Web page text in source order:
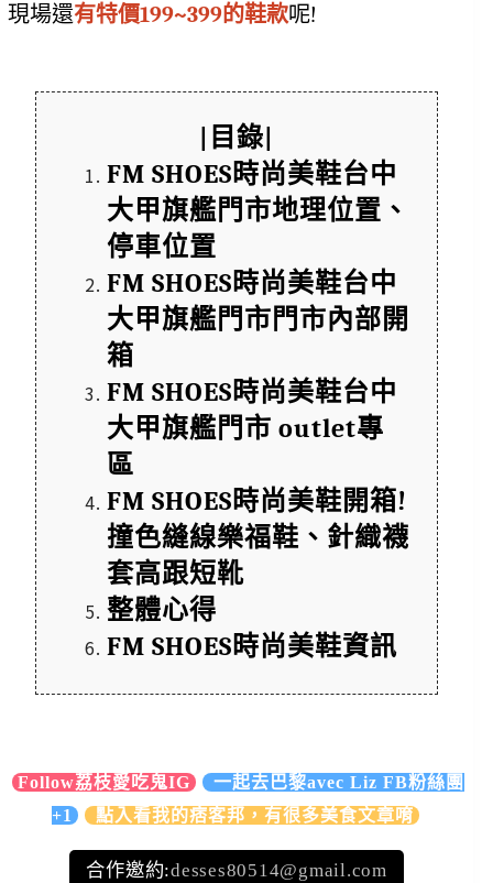
現場還有特價199~399的鞋款呢!
|目錄|
FM SHOES時尚美鞋台中
大甲旗艦門市地理位置、
停車位置
FM SHOES時尚美鞋台中
大甲旗艦門市門市內部開
箱
FM SHOES時尚美鞋台中
大甲旗艦門市 outlet專
區
FM SHOES時尚美鞋開箱!
撞色縫線樂福鞋、針織襪
套高跟短靴
整體心得
FM SHOES時尚美鞋資訊
Follow荔枝愛吃鬼IG
一起去巴黎avec Liz FB粉絲團
+1
點入看我的痞客邦，有很多美食文章唷
合作邀約:desses80514@gmail.com